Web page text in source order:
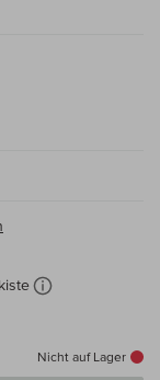
Nicht auf Lager